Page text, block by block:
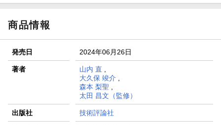
商品情報
発売日 2024年06月26日
著者 山内 直
大久保 竣介
森本 梨聖
太田 昌文（監修）
出版社 技術評論社